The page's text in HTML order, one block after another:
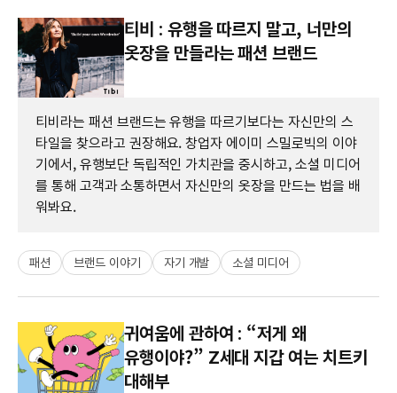
티비 : 유행을 따르지 말고, 너만의
옷장을 만들라는 패션 브랜드
티비라는 패션 브랜드는 유행을 따르기보다는 자신만의 스
타일을 찾으라고 권장해요. 창업자 에이미 스밀로빅의 이야
기에서, 유행보단 독립적인 가치관을 중시하고, 소셜 미디어
를 통해 고객과 소통하면서 자신만의 옷장을 만드는 법을 배
워봐요.
패션 브랜드 이야기 자기 개발 소셜 미디어
귀여움에 관하여 : “저게 왜
유행이야?” Z세대 지갑 여는 치트키
대해부